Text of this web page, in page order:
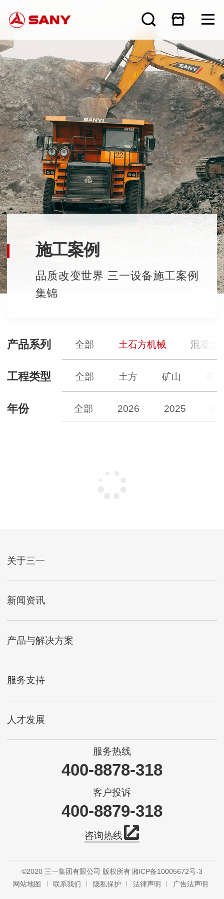
施工案例
品质改变世界 三一设备施工案例
集锦
产品系列 全部 土石方机械 混凝土
工程类型 全部 土方 矿山 公
年份 全部 2026 2025
关于三一
新闻资讯
产品与解决方案
服务支持
人才发展
服务热线
400-8878-318
客户投诉
400-8879-318
咨询热线
©2020 三一集团有限公司 版权所有湘ICP备10005672号-3
网站地图
联系我们 隐私保护 法律声明 广告法声明